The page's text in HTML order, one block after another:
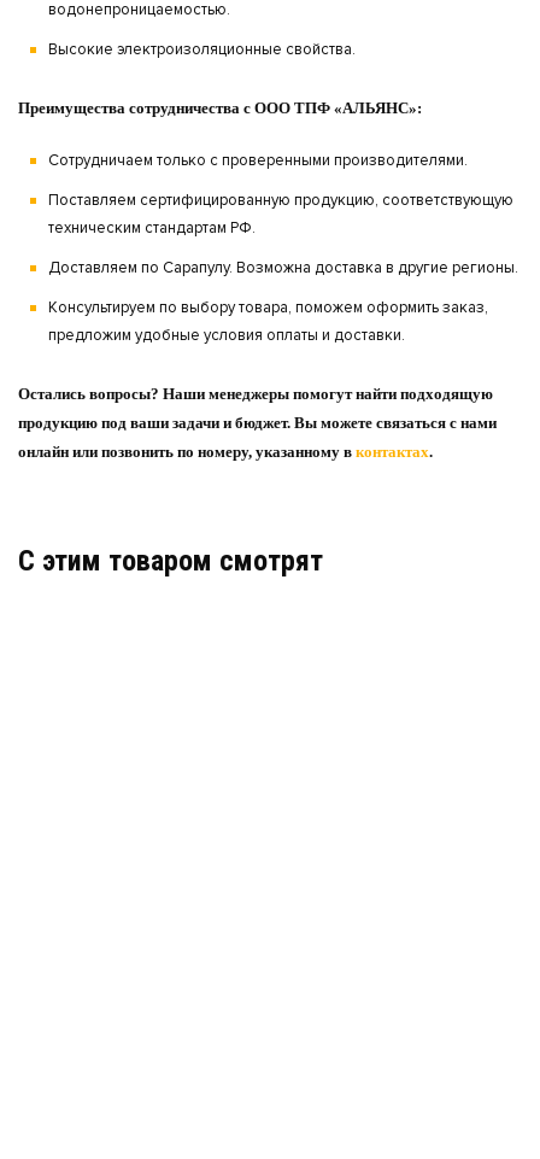
водонепроницаемостью.
Высокие электроизоляционные свойства.
Преимущества сотрудничества с ООО ТПФ «АЛЬЯНС»:
Сотрудничаем только с проверенными производителями.
Поставляем сертифицированную продукцию, соответствующую
техническим стандартам РФ.
Доставляем по Сарапулу. Возможна доставка в другие регионы.
Консультируем по выбору товара, поможем оформить заказ,
предложим удобные условия оплаты и доставки.
Остались вопросы? Наши менеджеры помогут найти подходящую
продукцию под ваши задачи и бюджет. Вы можете связаться с нами
онлайн или позвонить по номеру, указанному в контактах.
C этим товаром смотрят